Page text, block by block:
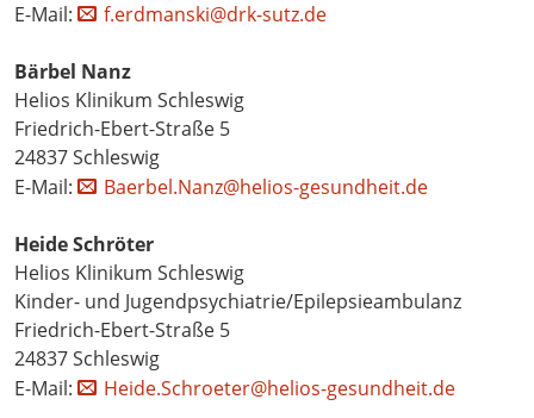
E-Mail:
f.erdmanski@drk-sutz.de
Bärbel Nanz
Helios Klinikum Schleswig
Friedrich-Ebert-Straße 5
24837 Schleswig
E-Mail:
Baerbel.Nanz@helios-gesundheit.de
Heide Schröter
Helios Klinikum Schleswig
Kinder- und Jugendpsychiatrie/Epilepsieambulanz
Friedrich-Ebert-Straße 5
24837 Schleswig
E-Mail:
Heide.Schroeter@helios-gesundheit.de